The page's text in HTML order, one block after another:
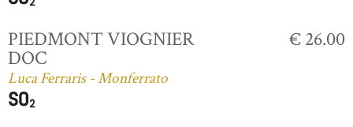
PIEDMONT VIOGNIER
DOC
Luca Ferraris - Monferrato
€ 26.00